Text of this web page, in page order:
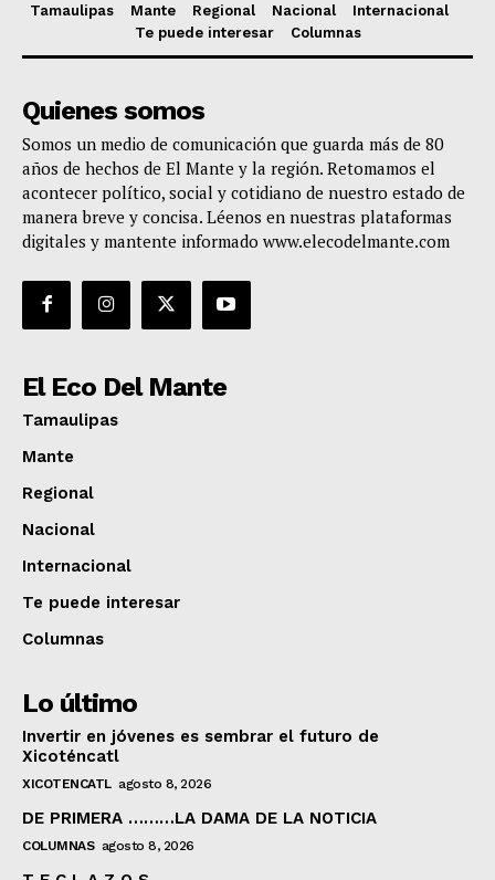
Tamaulipas Mante Regional Nacional
Internacional
Te puede interesar
Columnas
Quienes somos
Somos un medio de comunicación que guarda más de 80
años de hechos de El Mante y la región. Retomamos el
acontecer político, social y cotidiano de nuestro estado de
manera breve y concisa. Léenos en nuestras plataformas
digitales y mantente informado www.elecodelmante.com
El Eco Del Mante
Tamaulipas
Mante
Regional
Nacional
Internacional
Te puede interesar
Columnas
Lo último
Invertir en jóvenes es sembrar el futuro de
Xicoténcatl
XICOTENCATL agosto 8, 2026
DE PRIMERA ………LA DAMA DE LA NOTICIA
COLUMNAS agosto 8, 2026